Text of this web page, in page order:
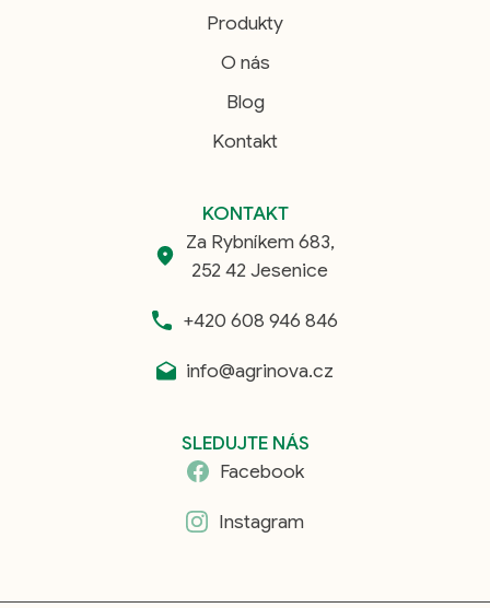
Produkty
O nás
Blog
Kontakt
KONTAKT
Za Rybníkem 683,
252 42 Jesenice
+420 608 946 846
info@agrinova.cz
SLEDUJTE NÁS
Facebook
Instagram